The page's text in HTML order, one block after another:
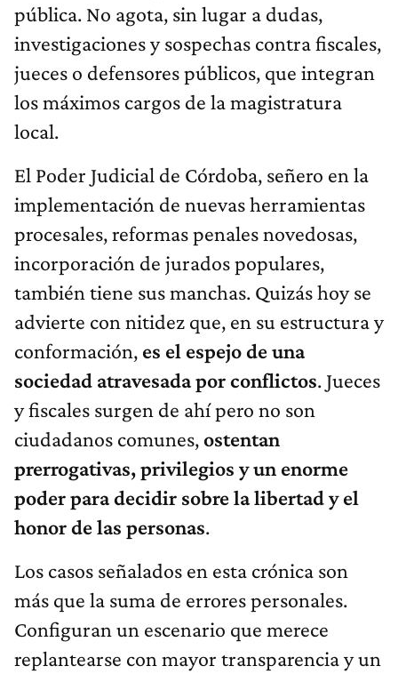
pública. No agota, sin lugar a dudas,
investigaciones y sospechas contra fiscales,
jueces o defensores públicos, que integran
los máximos cargos de la magistratura
local.
El Poder Judicial de Córdoba, señero en la
implementación de nuevas herramientas
procesales, reformas penales novedosas,
incorporación de jurados populares,
también tiene sus manchas. Quizás hoy se
advierte con nitidez que, en su estructura y
conformación, es el espejo de una
sociedad atravesada por conflictos. Jueces
y fiscales surgen de ahí pero no son
ciudadanos comunes,ostentan
prerrogativas, privilegios y un enorme
poder para decidir sobre la libertad y el
honor de las personas.
Los casos señalados en esta crónica son
más que la suma de errores personales.
Configuran un escenario que merece
replantearse con mayor transparencia y un